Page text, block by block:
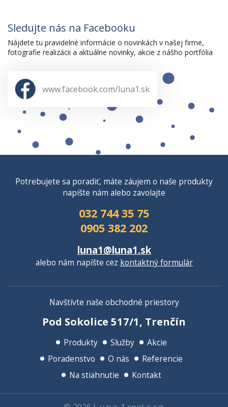
Sledujte nás na Facebooku
Nájdete tu pravidelné informácie o novinkách v našej firme,
fotografie realizácii a aktuálne novinky, akcie z nášho portfólia
www.facebook.com/luna1.sk
Potrebujete sa poradiť, máte záujem o naše produkty
napíšte nám alebo zavolajte
032 744 35 75
0905 382 202
luna1@luna1.sk
alebo nám napíšte cez kontaktný formulár
Navštívte naše obchodné priestory
Pod Sokolice 517/1, Trenčín
Produkty Služby
Akcie
Poradenstvo
O nás
Referencie
Na stiahnutie
Kontakt